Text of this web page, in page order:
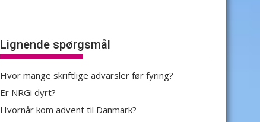
Lignende spørgsmål
Hvor mange skriftlige advarsler før fyring?
Er NRGi dyrt?
Hvornår kom advent til Danmark?